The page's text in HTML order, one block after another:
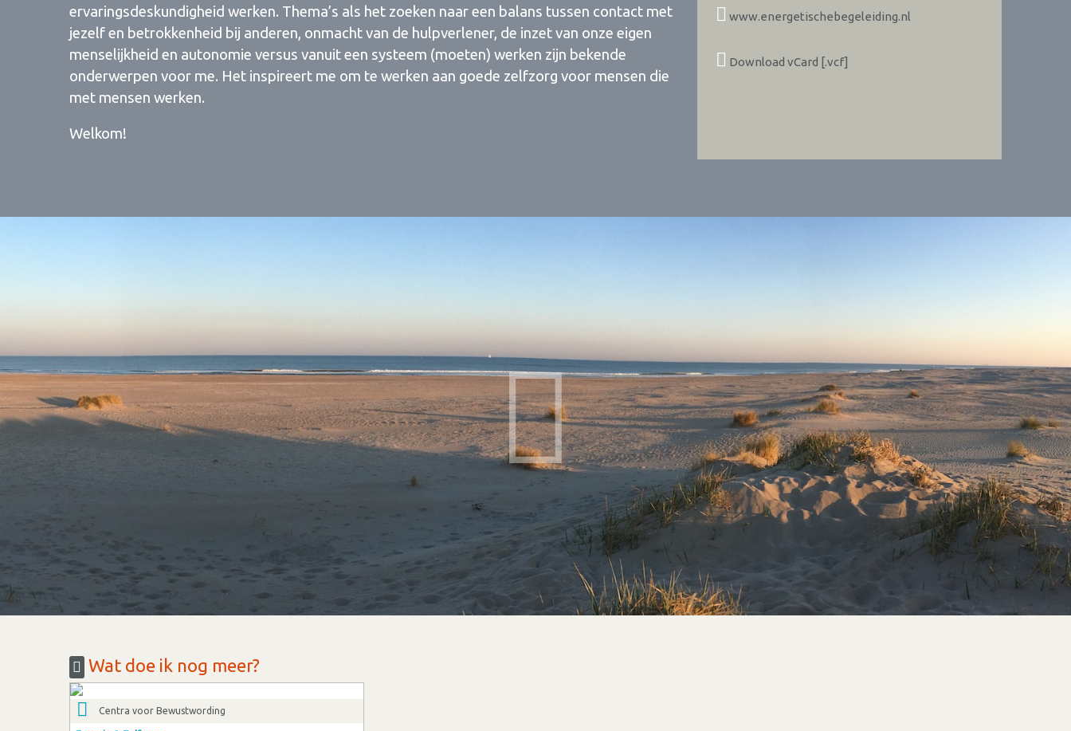
ervaringsdeskundigheid werken. Thema’s als het zoeken naar een balans tussen contact met
jezelf en betrokkenheid bij anderen, onmacht van de hulpverlener, de inzet van onze eigen
menselijkheid en autonomie versus vanuit een systeem (moeten) werken zijn bekende
onderwerpen voor me. Het inspireert me om te werken aan goede zelfzorg voor mensen die
met mensen werken.
Welkom!
www.energetischebegeleiding.nl
Download vCard [.vcf]
Wat doe ik nog meer?
Centra voor Bewustwording